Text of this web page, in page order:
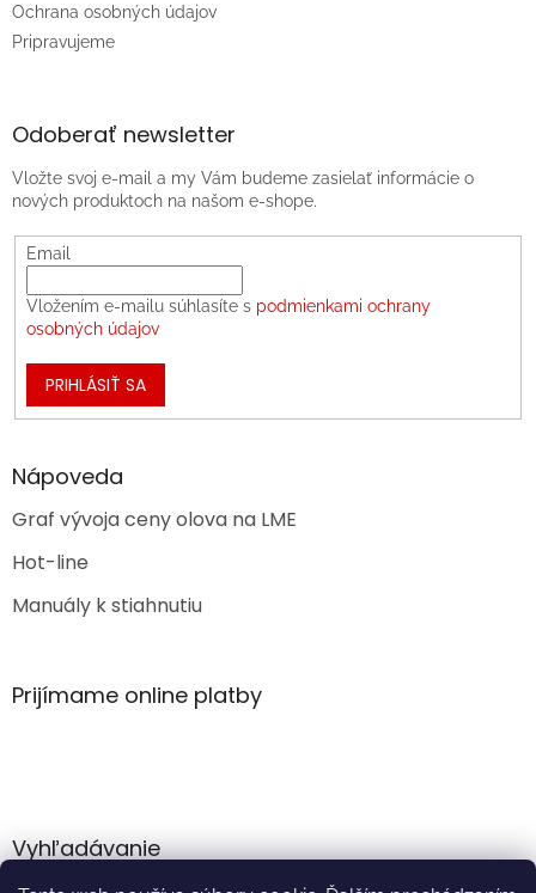
Ochrana osobných údajov
Pripravujeme
Odoberať newsletter
Vložte svoj e-mail a my Vám budeme zasielať informácie o
nových produktoch na našom e-shope.
Email
Vložením e-mailu súhlasíte s podmienkami ochrany
osobných údajov
PRIHLÁSIŤ SA
Nápoveda
Graf vývoja ceny olova na LME
Hot-line
Manuály k stiahnutiu
Prijímame online platby
Vyhľadávanie